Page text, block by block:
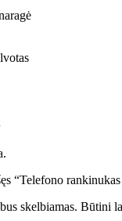
“Telefono
skelbiamas. Būtini